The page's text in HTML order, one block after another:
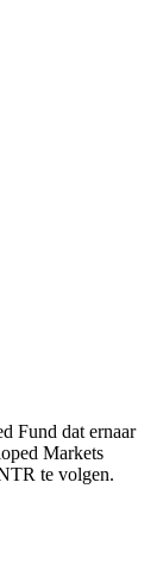
Fund dat ernaar
Markets
te volgen.